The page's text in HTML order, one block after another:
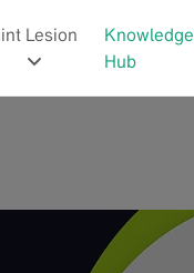
Lesion
Knowledge
Hub